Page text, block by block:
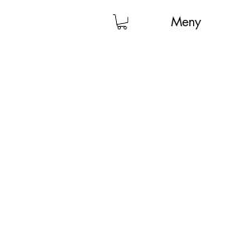
Meny